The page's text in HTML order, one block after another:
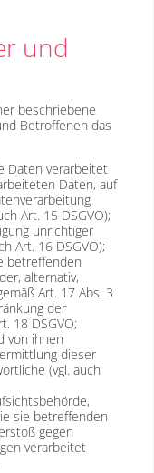
und
beschriebene
Betroffenen das
Daten verarbeitet
Daten, auf
Art. 15 DSGVO);
unrichtiger
Art. 16 DSGVO);
betreffenden
alternativ,
Art. 17 Abs. 3
der
18 DSGVO;
von ihnen
dieser
(vgl. auch
sie betreffenden
gegen
verarbeitet